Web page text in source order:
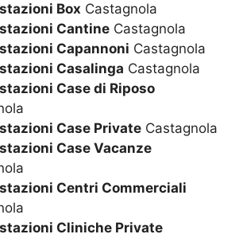
Box Castagnola
Cantine Castagnola
Capannoni Castagnola
Casalinga Castagnola
Case di Riposo
Case Private Castagnola
Case Vacanze
Centri Commerciali
Cliniche Private